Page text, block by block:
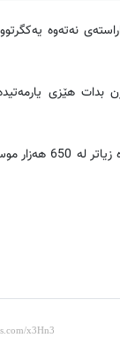
نەتەوە
بدات هێزی
شیاوی ئاماژەیە لە سەرەتای مانگی ئووتەوە ئۆپەراسیۆنی